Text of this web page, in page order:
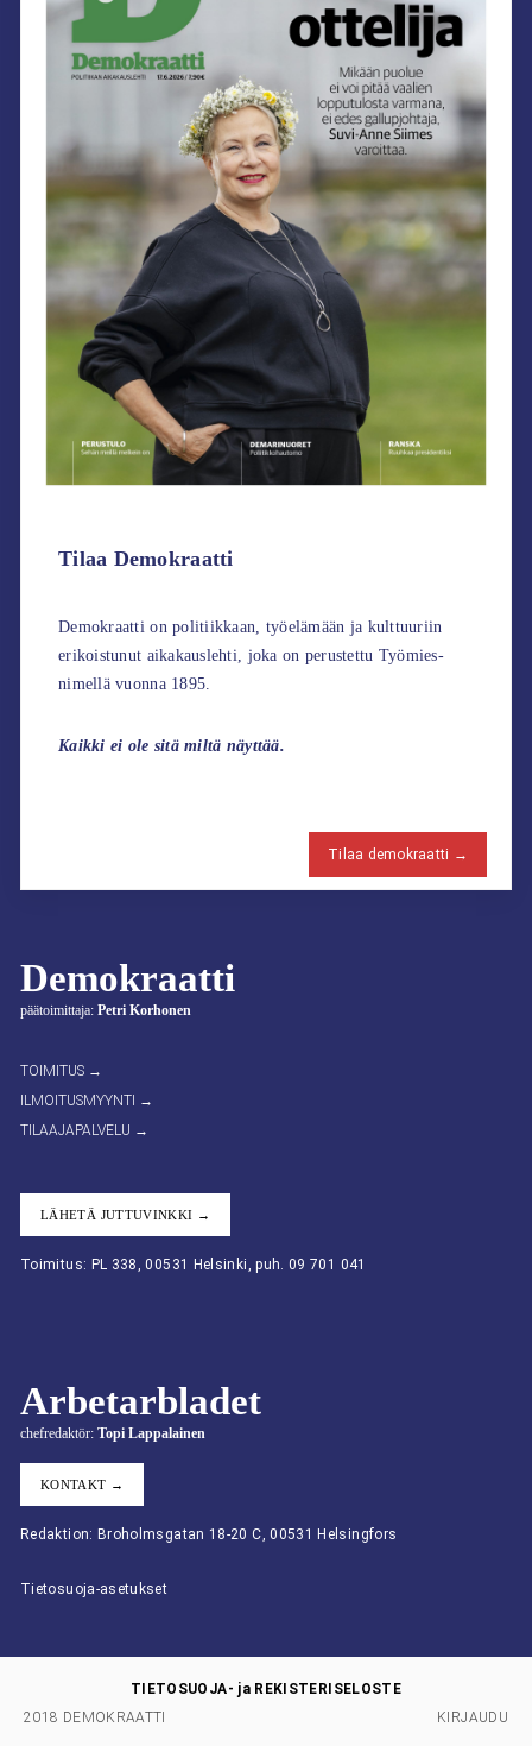
Demokraatti
päätoimittaja: Petri Korhonen
TOIMITUS →
ILMOITUSMYYNTI →
TILAAJAPALVELU →
LÄHETÄ JUTTUVINKKI →
Toimitus: PL 338, 00531 Helsinki, puh. 09 701 041
Arbetarbladet
chefredaktör: Topi Lappalainen
KONTAKT →
Redaktion: Broholmsgatan 18-20 C, 00531 Helsingfors
Tietosuoja-asetukset
Tilaa Demokraatti
Demokraatti on politiikkaan, työelämään ja kulttuuriin
erikoistunut aikakauslehti, joka on perustettu Työmies-
nimellä vuonna 1895.
Kaikki ei ole sitä miltä näyttää.
Tilaa demokraatti →
2018 DEMOKRAATTI
TIETOSUOJA- ja REKISTERISELOSTE
KIRJAUDU